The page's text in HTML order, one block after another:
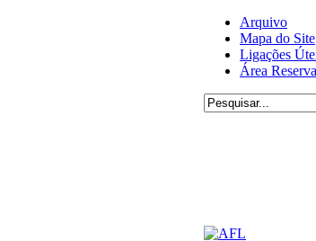
Arquivo
Mapa do Site
Ligações
Área